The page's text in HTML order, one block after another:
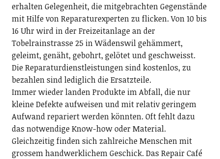
erhalten Gelegenheit, die mitgebrachten Gegenstände
mit Hilfe von Reparatur­experten zu flicken. Von 10 bis
16 Uhr wird in der Freizeitanlage an der
Tobelrainstrasse 25 in Wädenswil gehämmert,
geleimt, genäht, gebohrt, gelötet und geschweisst.
Die Reparaturdienstleistungen sind kostenlos, zu
bezahlen sind lediglich die Ersatzteile.
Immer wieder landen Produkte im Abfall, die nur
kleine Defekte aufweisen und mit relativ geringem
Aufwand repariert werden könnten. Oft fehlt dazu
das notwendige Know-how oder Material.
Gleichzeitig finden sich zahlreiche Menschen mit
grossem handwerklichem Geschick. Das Repair Café